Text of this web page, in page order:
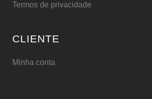
Termos de privacidade
CLIENTE
Minha conta